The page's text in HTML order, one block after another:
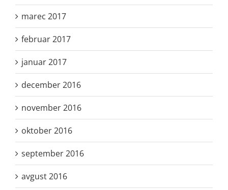
marec 2017
februar 2017
januar 2017
december 2016
november 2016
oktober 2016
september 2016
avgust 2016